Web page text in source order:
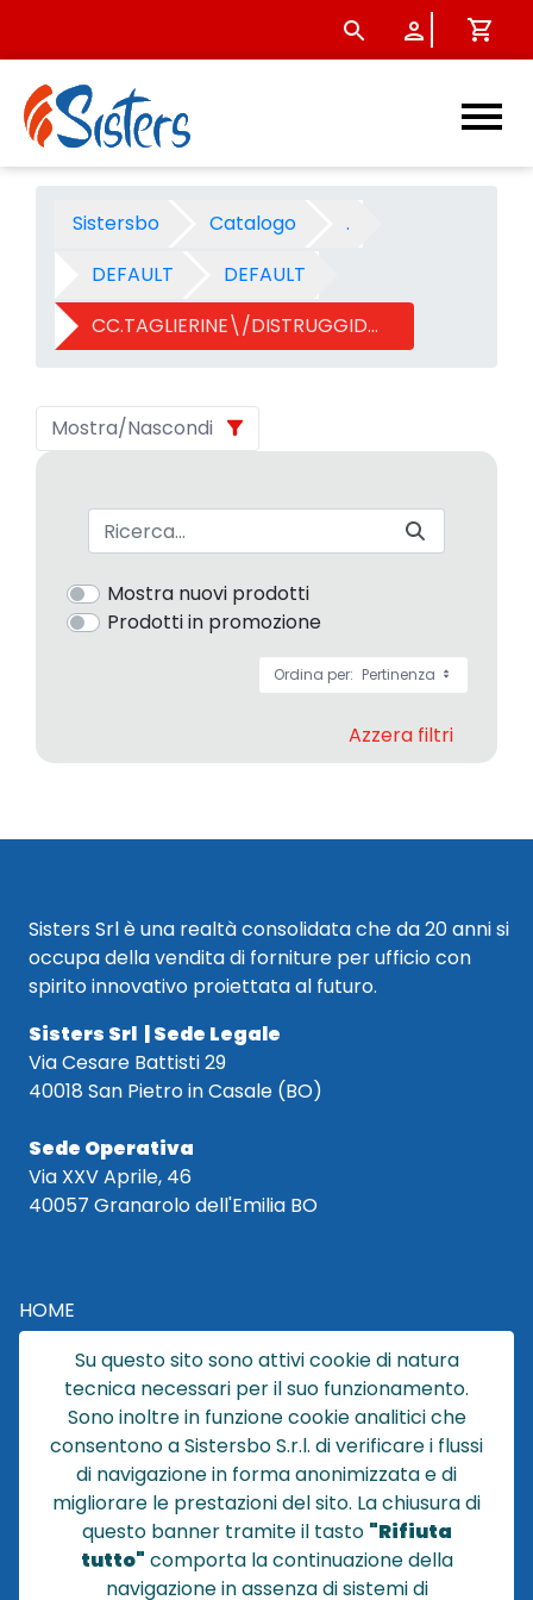
CC.TAGLIERINE\/
Sistersbo Catalogo
.
DEFAULT
DEFAULT
CC.TAGLIERINE\/DISTRUGGIDOCUMENTI
Mostra/Nascondi
Barra di ricerca
Mostra nuovi prodotti
Prodotti in promozione
Ordina per: Pertinenza
Azzera filtri
Sisters Srl è una realtà consolidata che da 20 anni si
occupa della vendita di forniture per ufficio con
spirito innovativo proiettata al futuro.
Sisters Srl | Sede Legale
Via Cesare Battisti 29
40018 San Pietro in Casale (BO)
Sede Operativa
Via XXV Aprile, 46
40057 Granarolo dell'Emilia BO
HOME
CATALOGO
CHI SIAMO
NEWS
CONTATTACI
CONDIZIONI DI VENDITA
POLICY PRIVACY
NOTE LEGALI
Su questo sito sono attivi cookie di natura
tecnica necessari per il suo funzionamento.
Sono inoltre in funzione cookie analitici che
consentono a Sistersbo S.r.l. di verificare i flussi
di navigazione in forma anonimizzata e di
migliorare le prestazioni del sito. La chiusura di
questo banner tramite il tasto "Rifiuta
tutto" comporta la continuazione della
navigazione in assenza di sistemi di